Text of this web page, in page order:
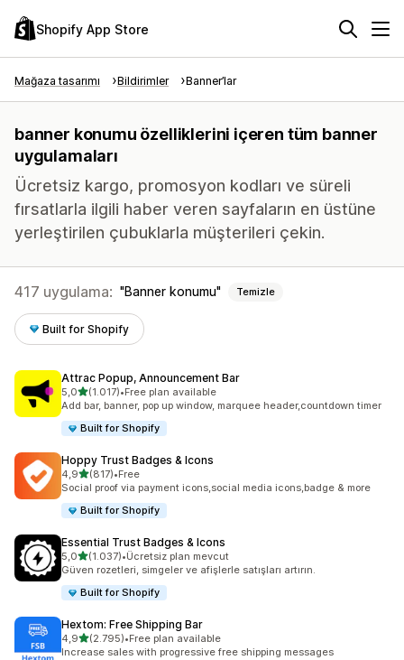
Shopify App Store
Mağaza tasarımı Bildirimler Banner’lar
banner konumu özelliklerini içeren tüm banner
uygulamaları
Ücretsiz kargo, promosyon kodları ve süreli
fırsatlarla ilgili haber veren sayfaların en üstüne
yerleştirilen çubuklarla müşterileri çekin.
417 uygulama: Banner konumu Temizle
Built for Shopify
Attrac Popup, Announcement Bar
5,05 yıldız üzerinden
(1.017)
toplam 1017 değerlendirme
•Free plan available
Add bar, banner, pop up window, marquee header,countdown timer
Built for Shopify
Hoppy Trust Badges & Icons
4,95 yıldız üzerinden
(817)
toplam 817 değerlendirme
•Free
Social proof via payment icons,social media icons,badge & more
Built for Shopify
Essential Trust Badges & Icons
5,05 yıldız üzerinden
(1.037)
toplam 1037 değerlendirme
•Ücretsiz plan mevcut
Güven rozetleri, simgeler ve afişlerle satışları artırın.
Built for Shopify
Hextom: Free Shipping Bar
4,95 yıldız üzerinden
(2.795)
toplam 2795 değerlendirme
•Free plan available
Increase sales with progressive free shipping messages